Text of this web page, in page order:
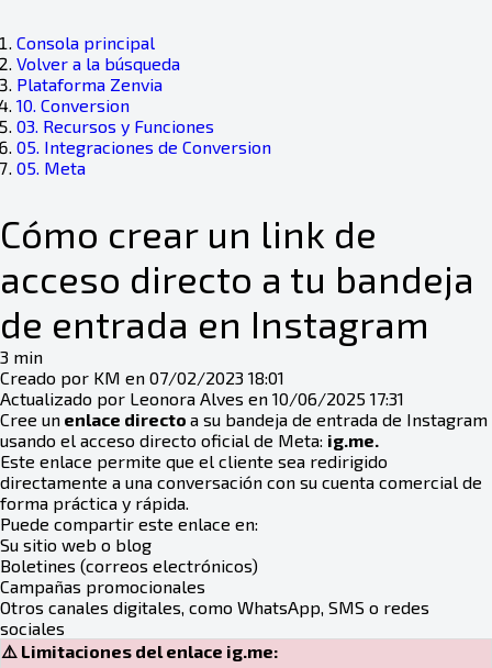
Consola principal
Volver a la búsqueda
Plataforma Zenvia
10. Conversion
03. Recursos y Funciones
05. Integraciones de Conversion
05. Meta
Cómo crear un link de
acceso directo a tu bandeja
de entrada en Instagram
3 min
Creado por KM en 07/02/2023 18:01
Actualizado por Leonora Alves en 10/06/2025 17:31
Cree un enlace directo a su bandeja de entrada de Instagram
usando el acceso directo oficial de Meta: ig.me.
Este enlace permite que el cliente sea redirigido
directamente a una conversación con su cuenta comercial de
forma práctica y rápida.
Puede compartir este enlace en:
Su sitio web o blog
Boletines (correos electrónicos)
Campañas promocionales
Otros canales digitales, como WhatsApp, SMS o redes
sociales
⚠️ Limitaciones del enlace ig.me: